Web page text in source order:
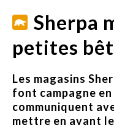
Sherpa
petites
Les magasins
font campagne
communiquent
mettre en avant